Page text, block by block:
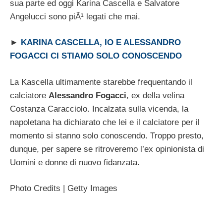
sua parte ed oggi Karina Cascella e Salvatore
Angelucci sono piÃ¹ legati che mai.
► KARINA CASCELLA, IO E ALESSANDRO
FOGACCI CI STIAMO SOLO CONOSCENDO
La Kascella ultimamente starebbe frequentando il
calciatore Alessandro Fogacci, ex della velina
Costanza Caracciolo. Incalzata sulla vicenda, la
napoletana ha dichiarato che lei e il calciatore per il
momento si stanno solo conoscendo. Troppo presto,
dunque, per sapere se ritroveremo l’ex opinionista di
Uomini e donne di nuovo fidanzata.
Photo Credits | Getty Images